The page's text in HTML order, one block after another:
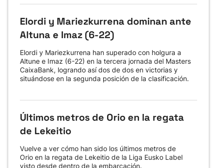
Elordi y Mariezkurrena dominan ante
Altuna e Imaz (6-22)
Elordi y Mariezkurrena han superado con holgura a
Altune e Imaz (6-22) en la tercera jornada del Masters
CaixaBank, logrando así dos de dos en victorias y
situándose en la segunda posición de la clasificación.
Últimos metros de Orio en la regata
de Lekeitio
Vuelve a ver cómo han sido los últimos metros de
Orio en la regata de Lekeitio de la Liga Eusko Label
visto desde dentro de la embarcación.